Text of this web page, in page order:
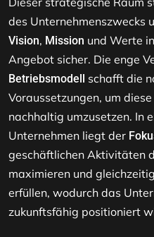
des Unternehmenszwecks
Vision, Mission und Werte
Angebot sicher. Die enge
Betriebsmodell
schafft die
Voraussetzungen, um
nachhaltig umzusetzen. In
Unternehmen liegt der
geschäftlichen Aktivitäten
maximieren und
erfüllen, wodurch das
zukunftsfähig positioniert